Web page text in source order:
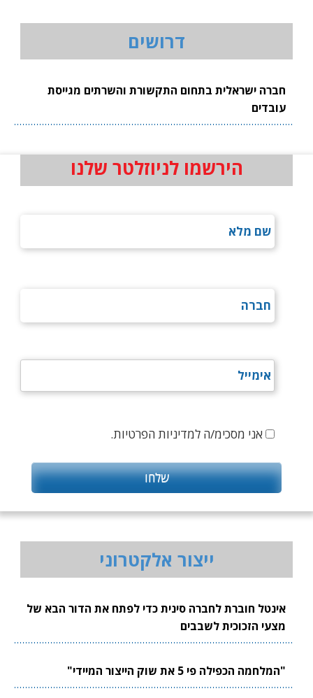
דרושים
חברה ישראלית בתחום התקשורת והשרתים מגייסת
עובדים
הירשמו לניוזלטר שלנו
אני מסכימ/ה למדיניות הפרטיות.
ייצור אלקטרוני
אינטל חוברת לחברה סינית כדי לפתח את הדור הבא של
מצעי הזכוכית לשבבים
"המלחמה הכפילה פי 5 את שוק הייצור המיידי"